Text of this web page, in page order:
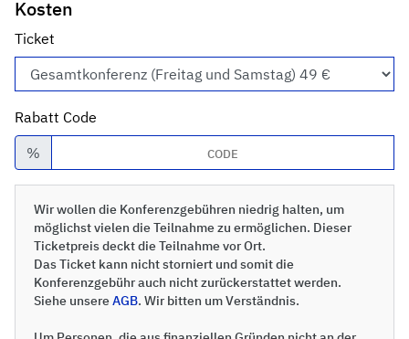
Kosten
Ticket
Rabatt Code
%
Wir wollen die Konferenzgebühren niedrig halten, um
möglichst vielen die Teilnahme zu ermöglichen. Dieser
Ticketpreis deckt die Teilnahme vor Ort.
Das Ticket kann nicht storniert und somit die
Konferenzgebühr auch nicht zurückerstattet werden.
Siehe unsereAGB. Wir bitten um Verständnis.